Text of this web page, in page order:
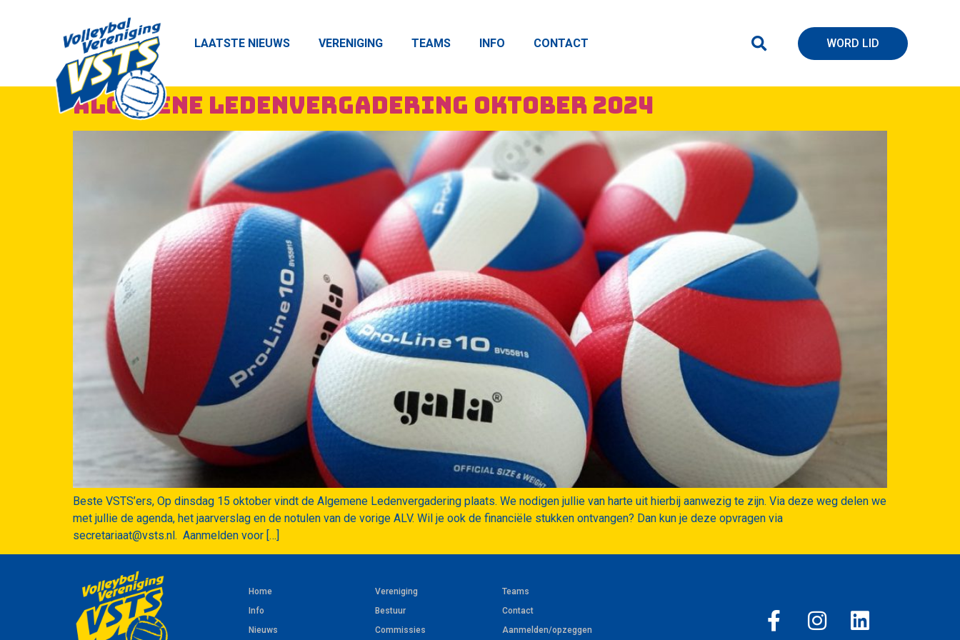
LAATSTE NIEUWS VERENIGING TEAMS INFO CONTACT WORD LID
Algemene Ledenvergadering oktober 2024
Beste VSTS’ers, Op dinsdag 15 oktober vindt de Algemene Ledenvergadering plaats. We nodigen jullie van harte uit hierbij aanwezig te zijn. Via deze weg delen we
met jullie de agenda, het jaarverslag en de notulen van de vorige ALV. Wil je ook de financiële stukken ontvangen? Dan kun je deze opvragen via
secretariaat@vsts.nl. Aanmelden voor […]
Home
Info
Nieuws
Vereniging
Bestuur
Commissies
Teams
Contact
Aanmelden/opzeggen